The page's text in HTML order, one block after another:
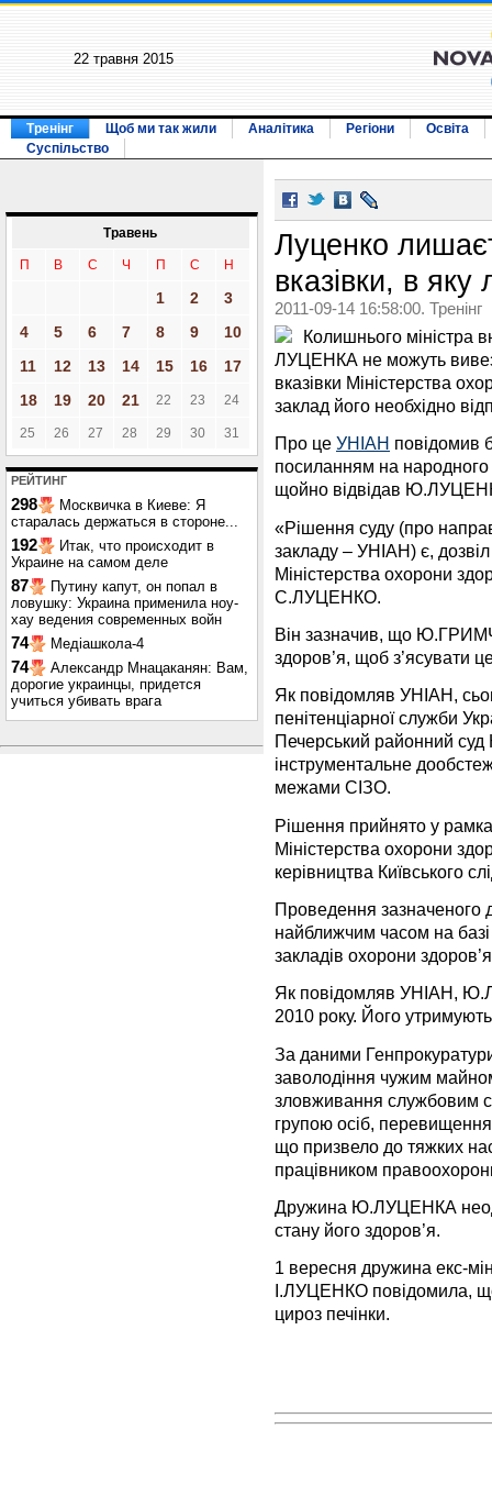
22 травня 2015
Тренінг Щоб ми так жили Аналітика Регіони
Освіта
Суспільство
Травень
П В С Ч П С Н
1 2
3
4
5 6 7 8 9
10
11
12 13 14 15 16
17
18
19 20 21 22 23 24
25 26 27 28 29 30 31
РЕЙТИНГ
298
Москвичка в Киеве: Я
старалась держаться в стороне...
192
Итак, что происходит в
Украине на самом деле
87
Путину капут, он попал в
ловушку: Украина применила ноу-
хау ведения современных войн
74 Медіашкола-4
74
Александр Мнацаканян: Вам,
дорогие украинцы, придется
учиться убивать врага
Луценко
вказівки, в яку
2011-09-14 16:58:00. Тренінг
Колишнього міністра
ЛУЦЕНКА не можуть
вказівки Міністерства
заклад його необхідно
Про це УНІАН повідомив
посиланням на
щойно відвідав
«Рішення суду (про
закладу – УНІАН) є,
Міністерства охорони
С.ЛУЦЕНКО.
Він зазначив, що
здоров’я, щоб з’ясувати
Як повідомляв УНІАН,
пенітенціарної служби
Печерський районний
інструментальне
межами СІЗО.
Рішення прийнято у
Міністерства охорони
керівництва Київського
Проведення зазначеного
найближчим часом на базі
закладів охорони
Як повідомляв УНІАН,
2010 року. Його
За даними
заволодіння чужим
зловживання службовим
групою осіб,
що призвело до тяжких
працівником
Дружина Ю.ЛУЦЕНКА
стану його здоров’я.
1 вересня дружина екс-
І.ЛУЦЕНКО повідомила, що
цироз печінки.